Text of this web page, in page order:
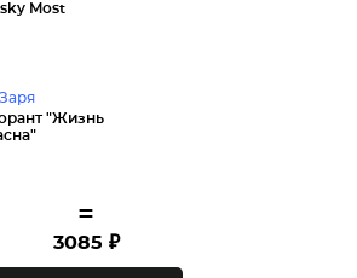
Most
"Жизнь
=
3085 ₽